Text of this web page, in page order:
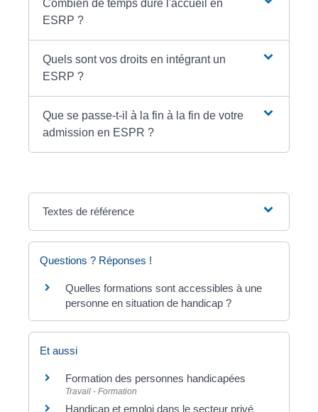
Combien de temps dure l'accueil en
ESRP ?
Quels sont vos droits en intégrant un
ESRP ?
Que se passe-t-il à la fin à la fin de votre
admission en ESPR ?
Textes de référence
Questions ? Réponses !
Quelles formations sont accessibles à une
personne en situation de handicap ?
Et aussi
Formation des personnes handicapées
Travail - Formation
Handicap et emploi dans le secteur privé